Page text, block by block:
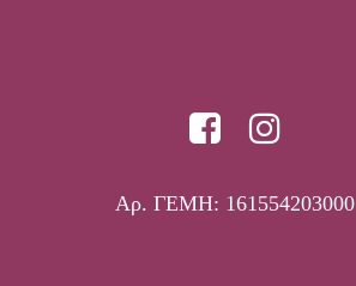
Αρ. ΓΕΜΗ: 161554203000